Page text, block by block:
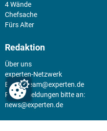
4 Wände
Chefsache
Fürs Alter
Redaktion
Über uns
experten-Netzwerk
E-Mail:team@experten.de
Pressemeldungen bitte an:
news@experten.de